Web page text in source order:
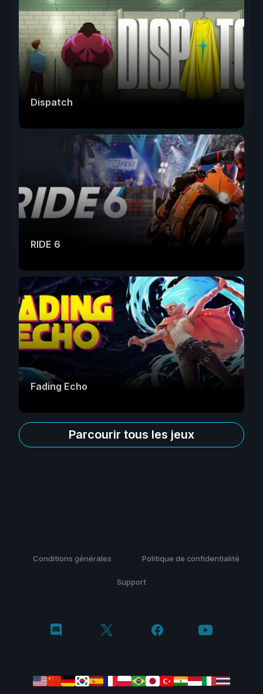
Dispatch
RIDE 6
Fading Echo
Parcourir tous les jeux
Conditions générales Politique de confidentialité
Support